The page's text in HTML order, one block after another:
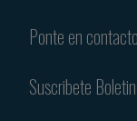
Ponte en
Suscribete